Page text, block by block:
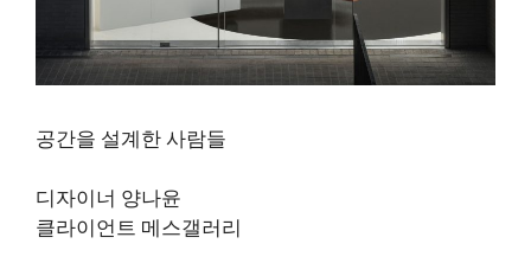
공간을 설계한 사람들
디자이너 양나윤
클라이언트 메스갤러리